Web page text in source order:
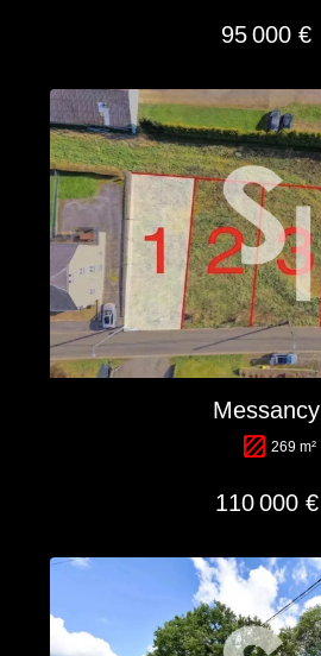
95 000 €
Messancy
269 m²
110 000 €